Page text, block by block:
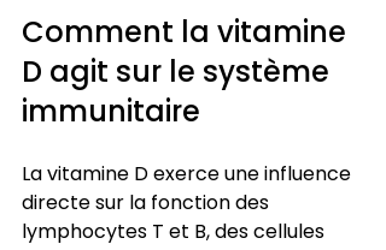
Comment la vitamine
D agit sur le système
immunitaire
La vitamine D exerce une influence
directe sur la fonction des
lymphocytes T et B, des cellules